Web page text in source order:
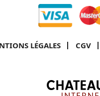
LÉGALES CGV